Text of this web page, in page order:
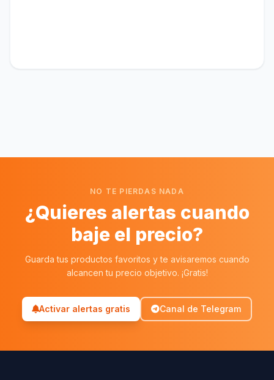
NO TE PIERDAS NADA
¿Quieres alertas cuando
baje el precio?
Guarda tus productos favoritos y te avisaremos cuando
alcancen tu precio objetivo. ¡Gratis!
Activar alertas gratis Canal de Telegram